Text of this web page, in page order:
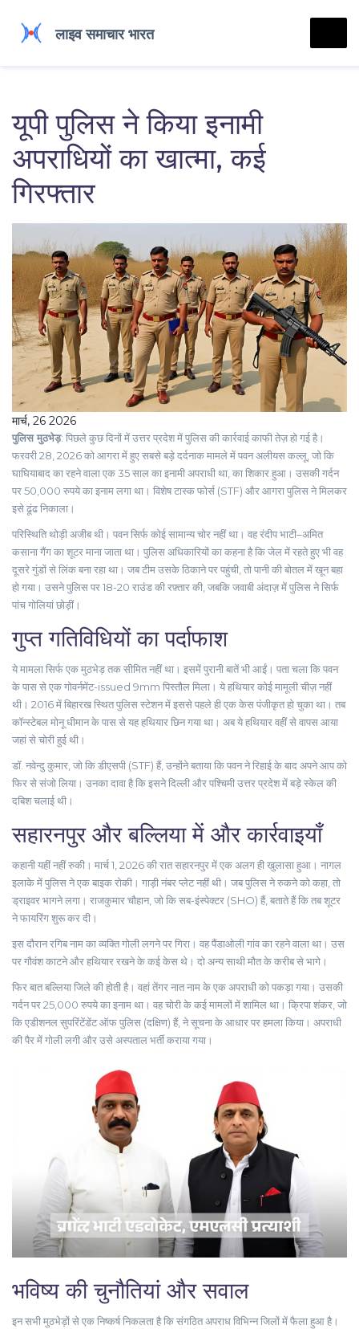
यूपी पुलिस ने किया इनामी
अपराधियों का खात्मा, कई
गिरफ्तार
मार्च, 26 2026
पुलिस मुठभेड़: पिछले कुछ दिनों में उत्तर प्रदेश में पुलिस की कार्रवाई काफी तेज़ हो गई है।
फरवरी 28, 2026 को आगरा में हुए सबसे बड़े दर्दनाक मामले मेंपवन अलीयस कल्लू , जो कि
घाघियाबाद का रहने वाला एक 35 साल का इनामी अपराधी था, का शिकार हुआ। उसकी गर्दन
पर 50,000 रुपये का इनाम लगा था। विशेष टास्क फोर्स (STF) औरआगरा पुलिसने मिलकर
इसे ढूंढ निकाला।
परिस्थिति थोड़ी अजीब थी। पवन सिर्फ कोई सामान्य चोर नहीं था। वहरंदीप भाटी–अमित
कसाना गैंगका शूटर माना जाता था। पुलिस अधिकारियों का कहना है कि जेल में रहते हुए भी वह
दूसरे गुंडों से लिंक बना रहा था। जब टीम उसके ठिकाने पर पहुंची, तो पानी की बोतल में खून बहा
हो गया। उसने पुलिस पर 18-20 राउंड की रफ़्तार की, जबकि जवाबी अंदाज़ में पुलिस ने सिर्फ
पांच गोलियां छोड़ीं।
गुप्त गतिविधियों का पर्दाफाश
ये मामला सिर्फ एक मुठभेड़ तक सीमित नहीं था। इसमें पुरानी बातें भी आईं। पता चला कि पवन
के पास से एक गोवर्नमेंट-issued 9mm पिस्तौल मिला। ये हथियार कोई मामूली चीज़ नहीं
थी। 2016 में बिहारख स्थित पुलिस स्टेशन में इससे पहले ही एक केस पंजीकृत हो चुका था। तब
कॉन्स्टेबल मोनू धीमान के पास से यह हथियार छिन गया था। अब ये हथियार वहीं से वापस आया
जहां से चोरी हुई थी।
डॉ. नवेन्दु कुमार , जो कि डीएसपी (STF) हैं, उन्होंने बताया कि पवन ने रिहाई के बाद अपने आप को
फिर से संजो लिया। उनका दावा है कि इसने दिल्ली और पश्चिमी उत्तर प्रदेश में बड़े स्केल की
दबिश चलाई थी।
सहारनपुर और बल्लिया में और कार्रवाइयाँ
कहानी यहीं नहीं रुकी। मार्च 1, 2026 की रातसहारनपुरमें एक अलग ही खुलासा हुआ। नागल
इलाके में पुलिस ने एक बाइक रोकी। गाड़ी नंबर प्लेट नहीं थी। जब पुलिस ने रुकने को कहा, तो
ड्राइवर भागने लगा। राजकुमार चौहान, जो कि सब-इंस्पेक्टर (SHO) हैं, बताते हैं कि तब शूटर
ने फायरिंग शुरू कर दी।
इस दौरानरगिबनाम का व्यक्ति गोली लगने पर गिरा। वह पैंडाओली गांव का रहने वाला था। उस
पर गौवंश काटने और हथियार रखने के कई केस थे। दो अन्य साथी मौत के करीब से भागे।
फिर बातबल्लियाजिले की होती है। वहां तेंगर नात नाम के एक अपराधी को पकड़ा गया। उसकी
गर्दन पर 25,000 रुपये का इनाम था। वह चोरी के कई मामलों में शामिल था। क्रिपा शंकर , जो
कि एडीशनल सुपरिंटेंडेंट ऑफ पुलिस (दक्षिण) हैं, ने सूचना के आधार पर हमला किया। अपराधी
की पैर में गोली लगी और उसे अस्पताल भर्ती कराया गया।
भविष्य की चुनौतियां और सवाल
इन सभी मुठभेड़ों से एक निष्कर्ष निकलता है कि संगठित अपराध विभिन्न जिलों में फैला हुआ है।